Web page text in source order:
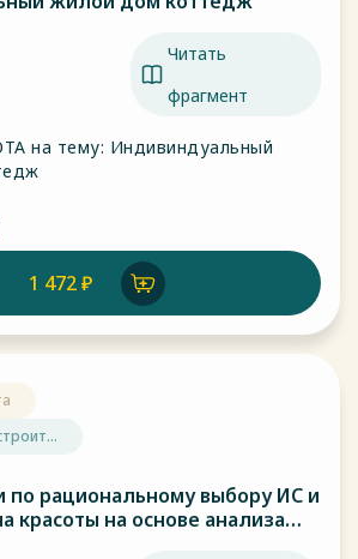
Читать
фрагмент
на тему: Индивиндуальный
1 472 ₽
по рациональному выбору ИС и
красоты на основе анализа